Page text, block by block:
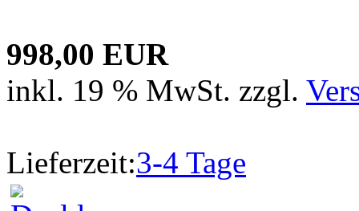
998,00 EUR
inkl. 19 % MwSt. zzgl.
Lieferzeit:3-4 Tage